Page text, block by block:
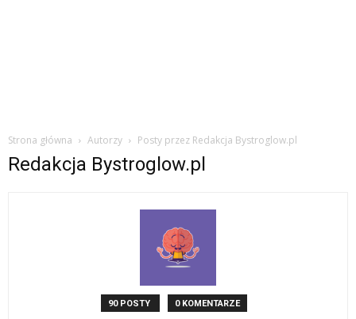
Strona główna Autorzy Posty przez Redakcja Bystroglow.pl
Redakcja Bystroglow.pl
90 POSTY 0 KOMENTARZE